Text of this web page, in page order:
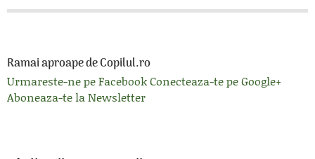
Ramai aproape de Copilul.ro
Urmareste-ne pe FacebookConecteaza-te pe Google+
Aboneaza-te la Newsletter